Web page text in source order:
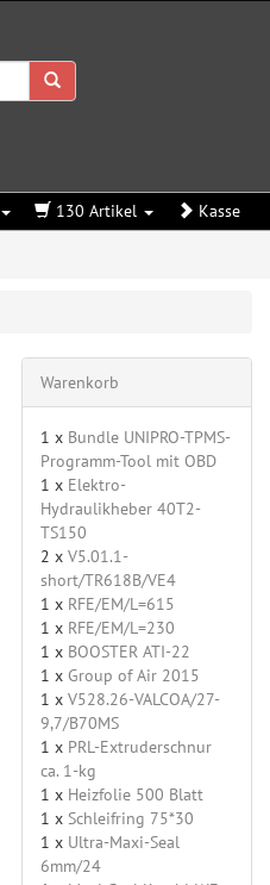
130 Artikel Kasse
Warenkorb
1 x Bundle UNIPRO-TPMS-
Programm-Tool mit OBD
1 x Elektro-
Hydraulikheber 40T2-
TS150
2 x V5.01.1-
short/TR618B/VE4
1 x RFE/EM/L=615
1 x RFE/EM/L=230
1 x BOOSTER ATI-22
1 x Group of Air 2015
1 x V528.26-VALCOA/27-
9,7/B70MS
1 x PRL-Extruderschnur
ca. 1-kg
1 x Heizfolie 500 Blatt
1 x Schleifring 75*30
1 x Ultra-Maxi-Seal
6mm/24